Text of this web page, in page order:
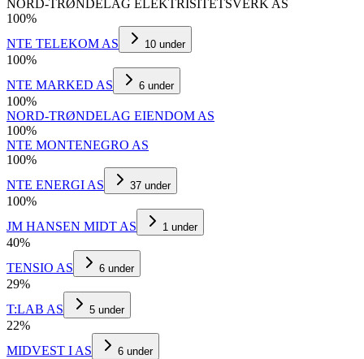
NORD-TRØNDELAG ELEKTRISITETSVERK AS
100%
NTE TELEKOM AS
10 under
100%
NTE MARKED AS
6 under
100%
NORD-TRØNDELAG EIENDOM AS
100%
NTE MONTENEGRO AS
100%
NTE ENERGI AS
37 under
100%
JM HANSEN MIDT AS
1 under
40%
TENSIO AS
6 under
29%
T:LAB AS
5 under
22%
MIDVEST I AS
6 under